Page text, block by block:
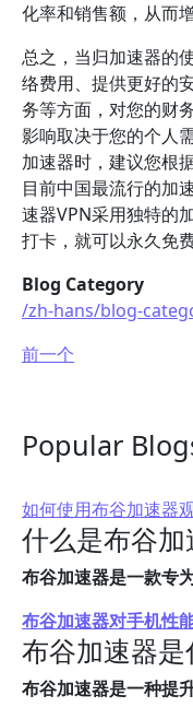
化率和销售额，从而
总之，当归加速器的
络费用、提供更好的
务等方面，对您的财
影响取决于您的个人
加速器时，建议您根
目前中国最流行的加
速器VPN采用独特的
打卡，就可以永久免费
Blog Category
/zh-hans/blog-
前一个
Popular
如何使用布谷加速器
什么是布谷
布谷加速器是一款专
布谷加速器对手机性
布谷加速器是
布谷加速器是一种提